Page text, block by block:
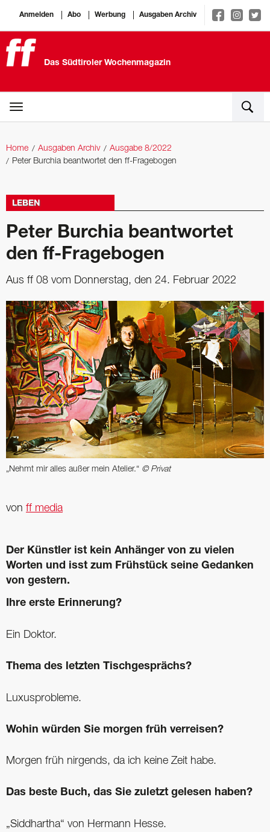
Anmelden Abo Werbung Ausgaben Archiv
Das Südtiroler Wochenmagazin
Home Ausgaben Archiv
Ausgabe 8/2022
Peter Burchia beantwortet den ff-Fragebogen
LEBEN
Peter Burchia beantwortet
den ff-Fragebogen
Aus ff 08 vom Donnerstag, den 24. Februar 2022
„Nehmt mir alles außer mein Atelier.“ © Privat
von ff media
Der Künstler ist kein Anhänger von zu vielen
Worten und isst zum Frühstück seine Gedanken
von gestern.
Ihre erste Erinnerung?
Ein Doktor.
Thema des letzten Tischgesprächs?
Luxusprobleme.
Wohin würden Sie morgen früh verreisen?
Morgen früh nirgends, da ich keine Zeit habe.
Das beste Buch, das Sie zuletzt ­gelesen haben?
„Siddhartha“ von Hermann Hesse.